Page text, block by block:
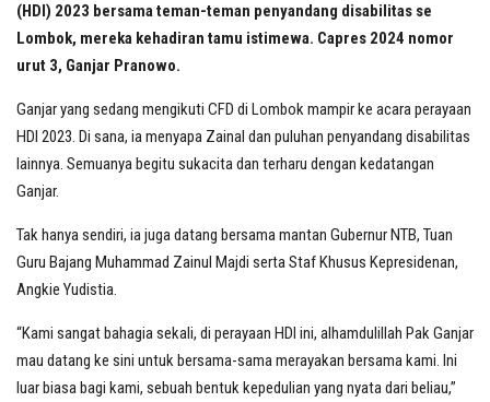
(HDI) 2023 bersama teman-teman penyandang disabilitas se
Lombok, mereka kehadiran tamu istimewa. Capres 2024 nomor
urut 3, Ganjar Pranowo.
Ganjar yang sedang mengikuti CFD di Lombok mampir ke acara perayaan
HDI 2023. Di sana, ia menyapa Zainal dan puluhan penyandang disabilitas
lainnya. Semuanya begitu sukacita dan terharu dengan kedatangan
Ganjar.
Tak hanya sendiri, ia juga datang bersama mantan Gubernur NTB, Tuan
Guru Bajang Muhammad Zainul Majdi serta Staf Khusus Kepresidenan,
Angkie Yudistia.
“Kami sangat bahagia sekali, di perayaan HDI ini, alhamdulillah Pak Ganjar
mau datang ke sini untuk bersama-sama merayakan bersama kami. Ini
luar biasa bagi kami, sebuah bentuk kepedulian yang nyata dari beliau,”